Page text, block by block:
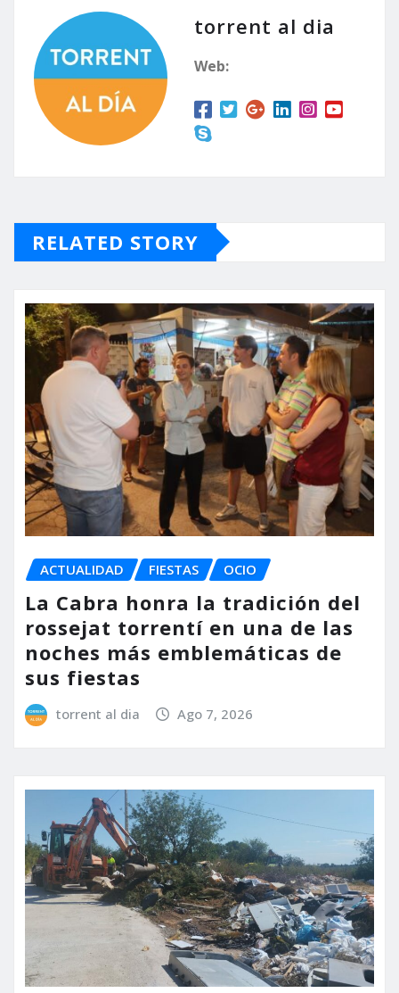
torrent al dia
Web:
RELATED STORY
ACTUALIDAD FIESTAS OCIO
La Cabra honra la tradición del
rossejat torrentí en una de las
noches más emblemáticas de
sus fiestas
torrent al dia Ago 7, 2026